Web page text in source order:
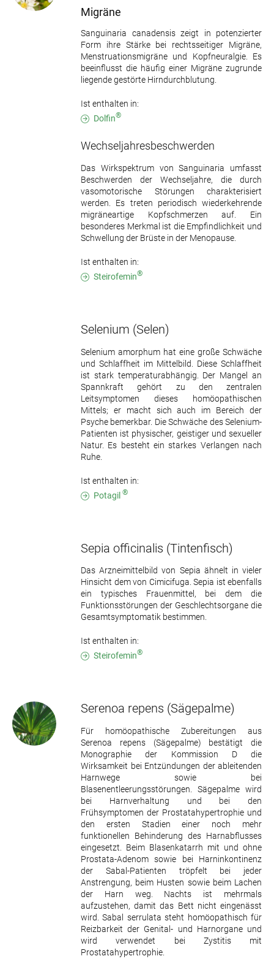
Migräne
Sanguinaria canadensis zeigt in potenzierter
Form ihre Stärke bei rechtsseitiger Migräne,
Menstruationsmigräne und Kopfneuralgie. Es
beeinflusst die häufig einer Migräne zugrunde
liegende gestörte Hirndurchblutung.
Ist enthalten in:
Dolfin®
Wechseljahresbeschwerden
Das Wirkspektrum von Sanguinaria umfasst
Beschwerden der Wechseljahre, die durch
vasomotorische Störungen charakterisiert
werden. Es treten periodisch wiederkehrende
migräneartige Kopfschmerzen auf. Ein
besonderes Merkmal ist die Empfindlichkeit und
Schwellung der Brüste in der Menopause.
Ist enthalten in:
Steirofemin®
Selenium (Selen)
Selenium amorphum hat eine große Schwäche
und Schlaffheit im Mittelbild. Diese Schlaffheit
ist stark temperaturabhängig. Der Mangel an
Spannkraft gehört zu den zentralen
Leitsymptomen dieses homöopathischen
Mittels; er macht sich auch im Bereich der
Psyche bemerkbar. Die Schwäche des Selenium-
Patienten ist physischer, geistiger und sexueller
Natur. Es besteht ein starkes Verlangen nach
Ruhe.
Ist enthalten in:
Potagil ®
Sepia officinalis (Tintenfisch)
Das Arzneimittelbild von Sepia ähnelt in vieler
Hinsicht dem von Cimicifuga. Sepia ist ebenfalls
ein typisches Frauenmittel, bei dem die
Funktionsstörungen der Geschlechtsorgane die
Gesamtsymptomatik bestimmen.
Ist enthalten in:
Steirofemin®
Serenoa repens (Sägepalme)
Für homöopathische Zubereitungen aus
Serenoa repens (Sägepalme) bestätigt die
Monographie der Kommission D die
Wirksamkeit bei Entzündungen der ableitenden
Harnwege sowie bei
Blasenentleerungsstörungen. Sägepalme wird
bei Harnverhaltung und bei den
Frühsymptomen der Prostatahypertrophie und
den ersten Stadien einer noch mehr
funktionellen Behinderung des Harnabflusses
eingesetzt. Beim Blasenkatarrh mit und ohne
Prostata-Adenom sowie bei Harninkontinenz
der Sabal-Patienten tröpfelt bei jeder
Anstrengung, beim Husten sowie beim Lachen
der Harn weg. Nachts ist mehrmals
aufzustehen, damit das Bett nicht eingenässt
wird. Sabal serrulata steht homöopathisch für
Reizbarkeit der Genital- und Harnorgane und
wird verwendet bei Zystitis mit
Prostatahypertrophie.